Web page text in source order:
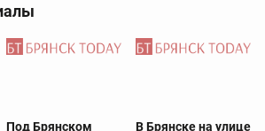
Под Брянском
В Брянске на улице